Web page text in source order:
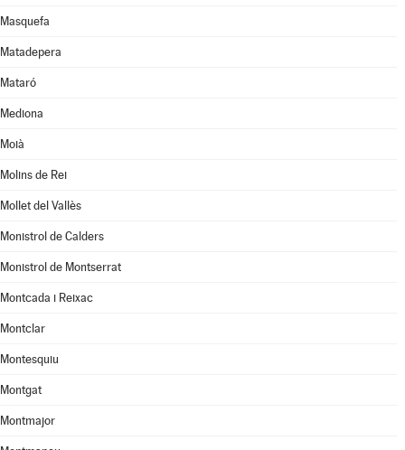
Masquefa
Matadepera
Mataró
Mediona
Moià
Molins de Rei
Mollet del Vallès
Monistrol de Calders
Monistrol de Montserrat
Montcada i Reixac
Montclar
Montesquiu
Montgat
Montmajor